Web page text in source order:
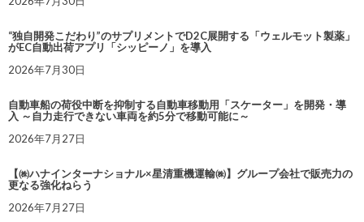
“独自開発こだわり”のサプリメントでD2C展開する「ウェルモット製薬」
がEC自動出荷アプリ「シッピーノ」を導入
2026年7月30日
自動車船の荷役中断を抑制する自動車移動用「スケーター」を開発・導
入 ～自力走行できない車両を約5分で移動可能に～
2026年7月27日
【㈱ハナインターナショナル×星清重機運輸㈱】グループ会社で販売力の
更なる強化ねらう
2026年7月27日